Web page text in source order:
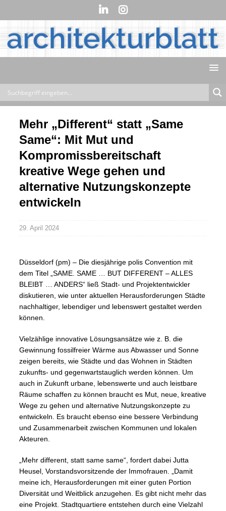
Mehr „Different“ statt „Same
Same“: Mit Mut und
Kompromissbereitschaft
kreative Wege gehen und
alternative Nutzungskonzepte
entwickeln
29. April 2024
Düsseldorf (pm) – Die diesjährige polis Convention mit
dem Titel „SAME. SAME … BUT DIFFERENT – ALLES
BLEIBT … ANDERS“ ließ Stadt- und Projektentwickler
diskutieren, wie unter aktuellen Herausforderungen Städte
nachhaltiger, lebendiger und lebenswert gestaltet werden
können.
Vielzählige innovative Lösungsansätze wie z. B. die
Gewinnung fossilfreier Wärme aus Abwasser und Sonne
zeigen bereits, wie Städte und das Wohnen in Städten
zukunfts- und gegenwartstauglich werden können. Um
auch in Zukunft urbane, lebenswerte und auch leistbare
Räume schaffen zu können braucht es Mut, neue, kreative
Wege zu gehen und alternative Nutzungskonzepte zu
entwickeln. Es braucht ebenso eine bessere Verbindung
und Zusammenarbeit zwischen Kommunen und lokalen
Akteuren.
„Mehr different, statt same same“, fordert dabei Jutta
Heusel, Vorstandsvorsitzende der Immofrauen. „Damit
meine ich, Herausforderungen mit einer guten Portion
Diversität und Weitblick anzugehen. Es gibt nicht mehr das
eine Projekt. Stadtquartiere entstehen durch eine Vielzahl